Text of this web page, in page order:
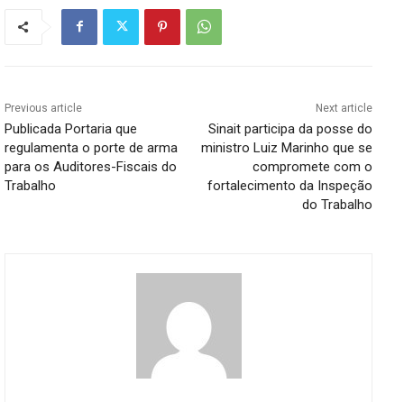
Previous article
Publicada Portaria que
regulamenta o porte de arma
para os Auditores-Fiscais do
Trabalho
Next article
Sinait participa da posse do
ministro Luiz Marinho que se
compromete com o
fortalecimento da Inspeção
do Trabalho